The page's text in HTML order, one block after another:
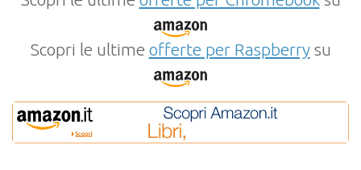
Scopri le ultime offerte per Raspberrysu